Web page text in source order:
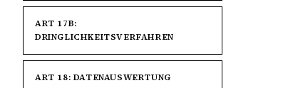
ART 17B:
DRINGLICHKEITSVERFAHREN
ART 18: DATENAUSWERTUNG